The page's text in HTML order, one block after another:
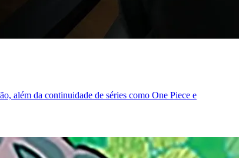
além da continuidade de séries como One Piece e